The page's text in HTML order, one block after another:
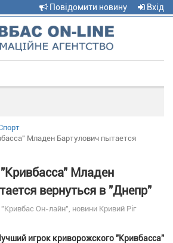
Повідомити новину Вхід
navigation
Младен Бартулович пытается
Младен
вернуться в "Днепр"
"Кривбас Он-лайн", новини Кривий Ріг
игрок криворожского "Кривбасса"